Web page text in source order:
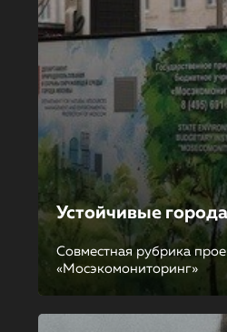
Устойчивые города
Совместная рубрика
«Мосэкомониторинг»